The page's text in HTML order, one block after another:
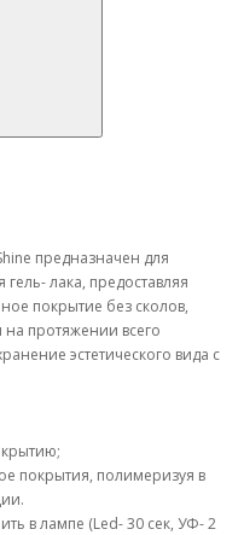
предназначен для
лака, предоставляя
покрытие без сколов,
протяжении всего
эстетического вида с
покрытия, полимеризуя в
в лампе (Led- 30 сек, УФ- 2